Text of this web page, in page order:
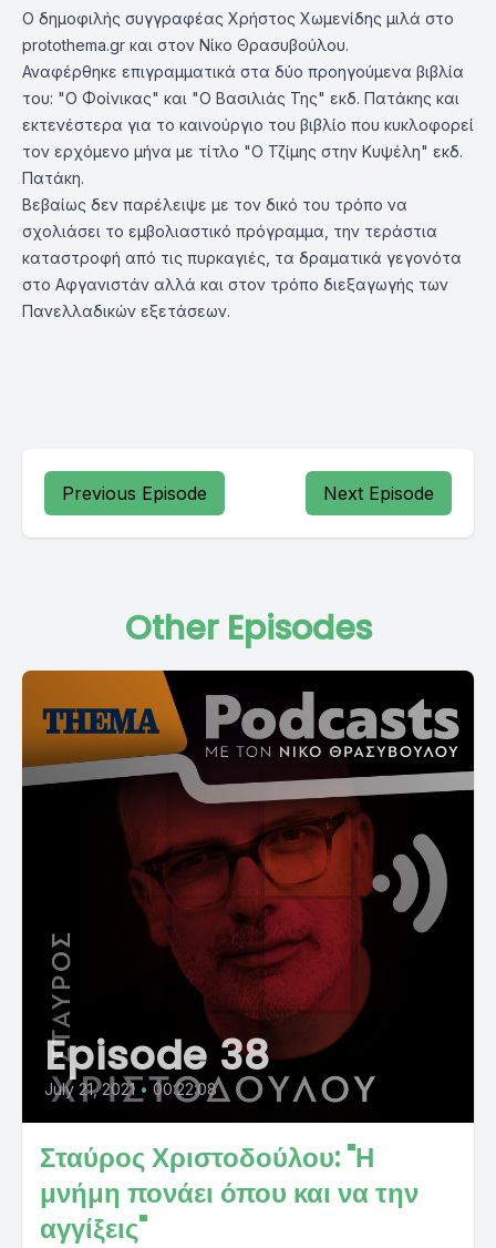
Ο δημοφιλής συγγραφέας Χρήστος Χωμενίδης μιλά στο
protothema.gr και στον Νίκο Θρασυβούλου.
Αναφέρθηκε επιγραμματικά στα δύο προηγούμενα βιβλία
του: "Ο Φοίνικας" και "Ο Βασιλιάς Της" εκδ. Πατάκης και
εκτενέστερα για το καινούργιο του βιβλίο που κυκλοφορεί
τον ερχόμενο μήνα με τίτλο "Ο Τζίμης στην Κυψέλη" εκδ.
Πατάκη.
Βεβαίως δεν παρέλειψε με τον δικό του τρόπο να
σχολιάσει το εμβολιαστικό πρόγραμμα, την τεράστια
καταστροφή από τις πυρκαγιές, τα δραματικά γεγονότα
στο Αφγανιστάν αλλά και στον τρόπο διεξαγωγής των
Πανελλαδικών εξετάσεων.
Previous Episode Next Episode
Other Episodes
Episode 38
July 21, 2021 • 00:22:08
Σταύρος Χριστοδούλου: "Η
μνήμη πονάει όπου και να την
αγγίξεις"